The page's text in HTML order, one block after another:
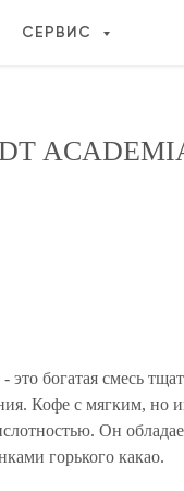
СЕРВИС
ACADEMIA
это богатая смесь
Кофе с мягким, но
Он
горького какао.